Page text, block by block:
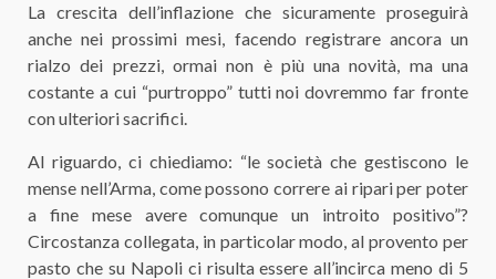
La crescita dell’inflazione che sicuramente proseguirà
anche nei prossimi mesi, facendo registrare ancora un
rialzo dei prezzi, ormai non è più una novità, ma una
costante a cui “purtroppo” tutti noi dovremmo far fronte
con ulteriori sacrifici.
Al riguardo, ci chiediamo: “le società che gestiscono le
mense nell’Arma, come possono correre ai ripari per poter
a fine mese avere comunque un introito positivo”?
Circostanza collegata, in particolar modo, al provento per
pasto che su Napoli ci risulta essere all’incirca meno di 5